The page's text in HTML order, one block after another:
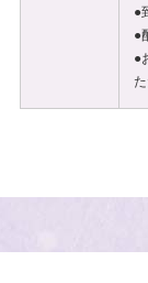
●
●
●